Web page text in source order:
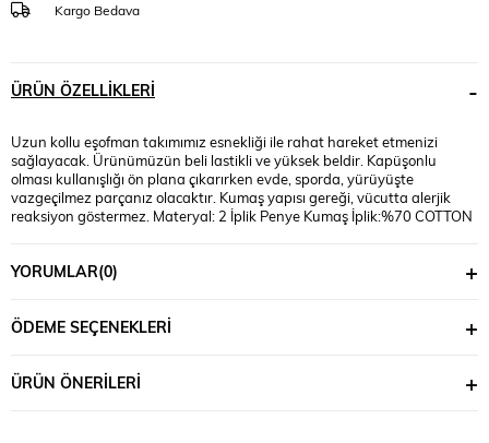
Kargo Bedava
ÜRÜN ÖZELLIKLERI
Uzun kollu eşofman takımımız esnekliği ile rahat hareket etmenizi
sağlayacak. Ürünümüzün beli lastikli ve yüksek beldir. Kapüşonlu
olması kullanışlığı ön plana çıkarırken evde, sporda, yürüyüşte
vazgeçilmez parçanız olacaktır. Kumaş yapısı gereği, vücutta alerjik
reaksiyon göstermez. Materyal: 2 İplik Penye Kumaş İplik:%70 COTTON
YORUMLAR(0)
ÖDEME SEÇENEKLERI
ÜRÜN ÖNERILERI